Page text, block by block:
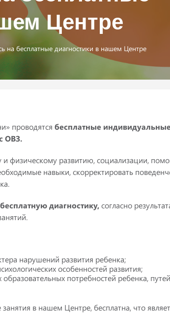
Центре
на бесплатные диагностики в нашем Центре
проводятся бесплатные
ОВЗ.
физическому развитию, социализации,
навыки, скорректировать
бесплатную диагностику,согласно
нарушений развития ребенка;
особенностей развития;
потребностей ребенка,
в нашем Центре, бесплатна, что